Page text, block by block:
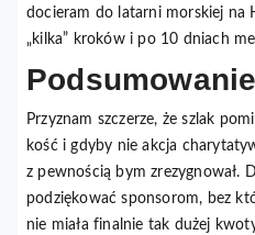
docieram do latarni morskiej na
„kilka” kroków i po 10 dniach
Podsumowanie
Przyznam szczerze, że szlak
kość i gdyby nie akcja
z pewnością bym zrezygnował.
podziękować sponsorom, bez
nie miała finalnie tak dużej